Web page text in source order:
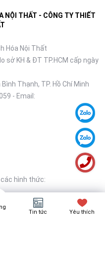
NỘI THẤT - CÔNG TY THIẾT
Hóa Nội Thất
sở KH & ĐT TP.HCM cấp ngày
Thạnh, TP. Hồ Chí Minh
- Email:
hình thức:
Tin tức Yêu thích